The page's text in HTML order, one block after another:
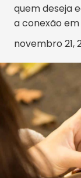
quem deseja
a conexão em
novembro 21,